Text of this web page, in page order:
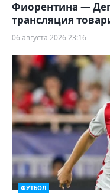
Фиорентина —
трансляция
06 августа 2026 23:16
ФУТБОЛ